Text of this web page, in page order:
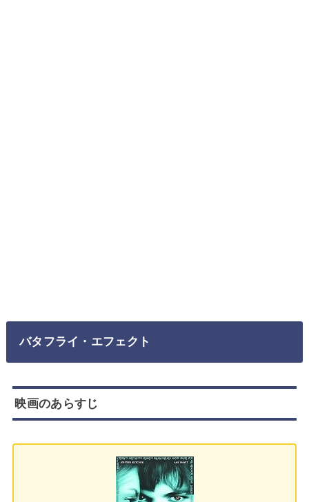
バタフライ・エフェクト
映画のあらすじ